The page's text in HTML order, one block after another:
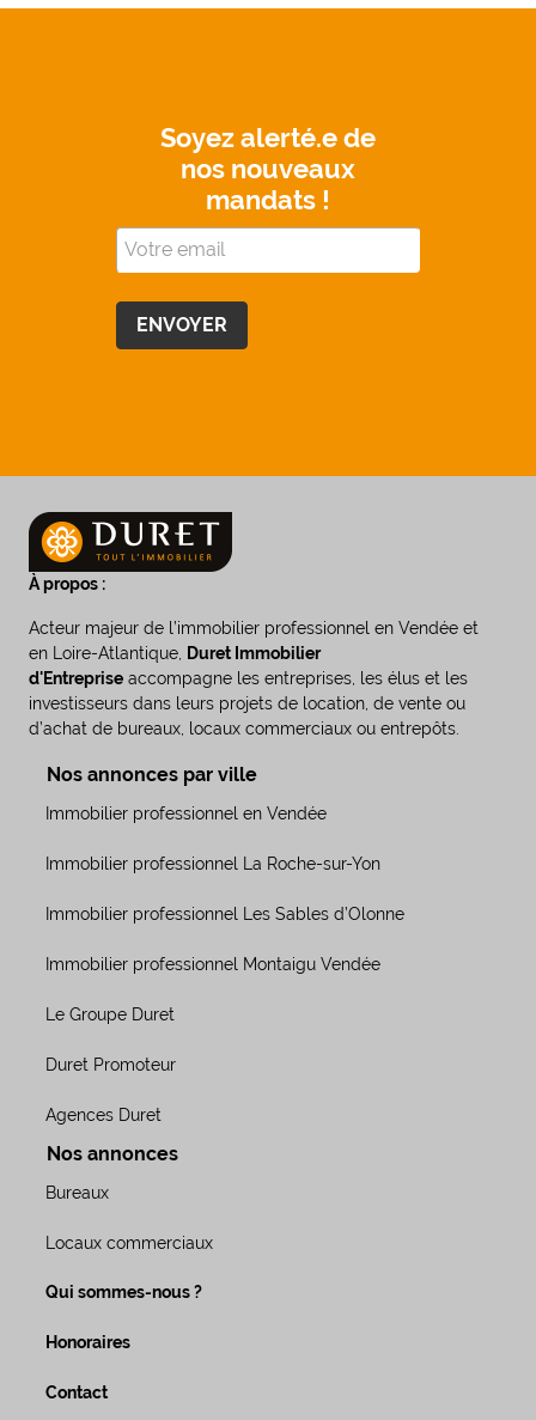
Soyez alerté.e de
nos nouveaux
mandats !
À propos :
Acteur majeur de l’immobilier professionnel en Vendée et
en Loire-Atlantique,
Duret Immobilier
d'Entreprise accompagne les entreprises, les élus et les
investisseurs dans leurs projets de location, de vente ou
d’achat de bureaux, locaux commerciaux ou entrepôts.
Nos annonces par ville
Immobilier professionnel en Vendée
Immobilier professionnel La Roche-sur-Yon
Immobilier professionnel Les Sables d’Olonne
Immobilier professionnel Montaigu Vendée
Le Groupe Duret
Duret Promoteur
Agences Duret
Nos annonces
Bureaux
Locaux commerciaux
Qui sommes-nous ?
Honoraires
Contact